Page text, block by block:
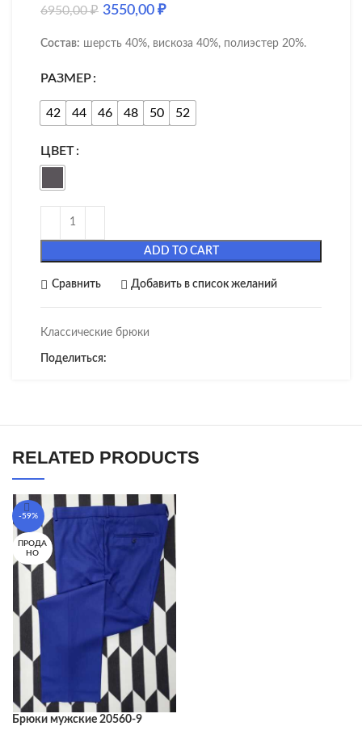
6950,00₽ 3550,00 ₽
Состав: шерсть 40%, вискоза 40%, полиэстер 20%.
РАЗМЕР
42 44 46 48 50 52
ЦВЕТ
ADD TO CART
Сравнить Добавить в список желаний
Классические брюки
Поделиться:
RELATED PRODUCTS
-59%
ПРОДА
НО
Брюки мужские 20560-9